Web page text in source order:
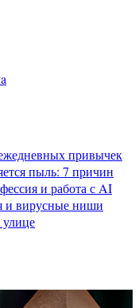
привычек
пыль: 7 причин
и работа с AI
и вирусные ниши